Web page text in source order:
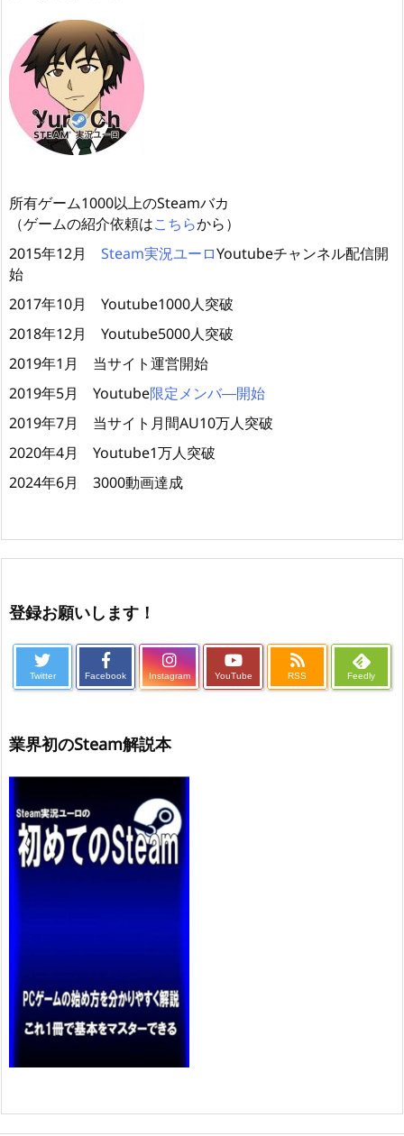
所有ゲーム1000以上のSteamバカ
（ゲームの紹介依頼はこちらから）
2015年12月 Steam実況ユーロYoutubeチャンネル配信開
始
2017年10月 Youtube1000人突破
2018年12月 Youtube5000人突破
2019年1月 当サイト運営開始
2019年5月 Youtube限定メンバ―開始
2019年7月 当サイト月間AU10万人突破
2020年4月 Youtube1万人突破
2024年6月 3000動画達成
登録お願いします！
Twitter Facebook Instagram YouTube RSS Feedly
業界初のSteam解説本